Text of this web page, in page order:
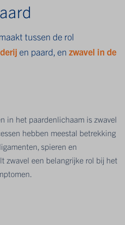
tussen de rol
en paard, en zwavel in de
in het paardenlichaam is zwavel
hebben meestal betrekking
spieren en
zwavel een belangrijke rol bij het